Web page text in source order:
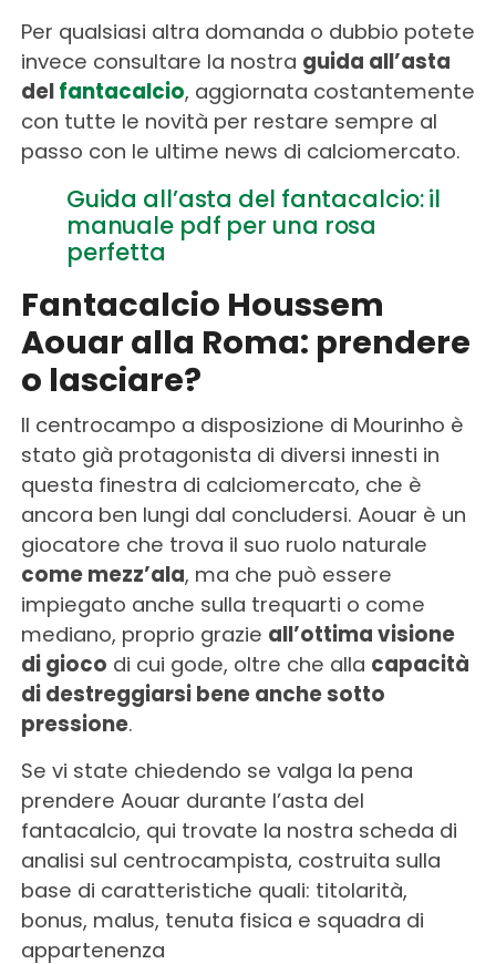
Per qualsiasi altra domanda o dubbio potete
invece consultare la nostra guida all’asta
del fantacalcio, aggiornata costantemente
con tutte le novità per restare sempre al
passo con le ultime news di calciomercato.
Guida all’asta del fantacalcio: il
manuale pdf per una rosa
perfetta
Fantacalcio Houssem
Aouar alla Roma: prendere
o lasciare?
Il centrocampo a disposizione di Mourinho è
stato già protagonista di diversi innesti in
questa finestra di calciomercato, che è
ancora ben lungi dal concludersi. Aouar è un
giocatore che trova il suo ruolo naturale
come mezz’ala, ma che può essere
impiegato anche sulla trequarti o come
mediano, proprio grazie all’ottima visione
di gioco di cui gode, oltre che alla capacità
di destreggiarsi bene anche sotto
pressione.
Se vi state chiedendo se valga la pena
prendere Aouar durante l’asta del
fantacalcio, qui trovate la nostra scheda di
analisi sul centrocampista, costruita sulla
base di caratteristiche quali: titolarità,
bonus, malus, tenuta fisica e squadra di
appartenenza